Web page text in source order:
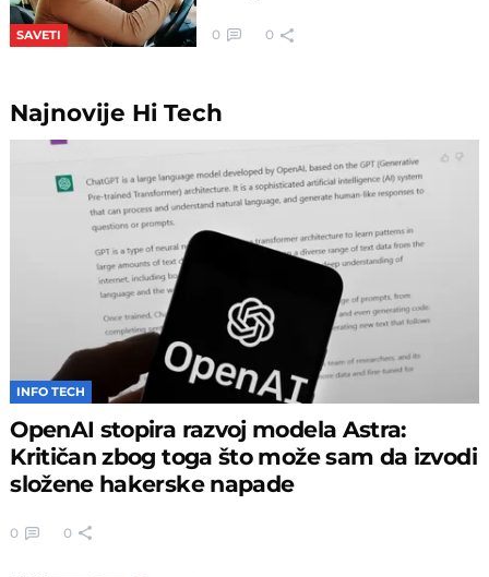
SAVETI 0 0
Najnovije Hi Tech
INFO TECH
OpenAI stopira razvoj modela Astra:
Kritičan zbog toga što može sam da izvodi
složene hakerske napade
0 0